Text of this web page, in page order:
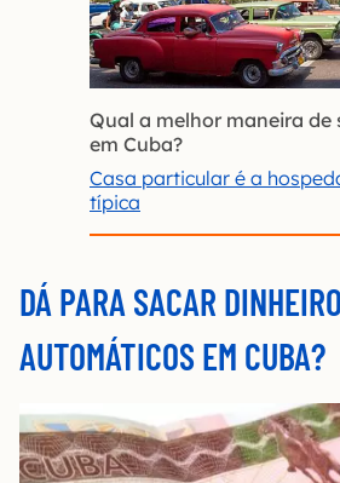
Qual a melhor maneira de
em Cuba?
Casa particular é a
típica
DÁ PARA SACAR
AUTOMÁTICOS EM CUBA?